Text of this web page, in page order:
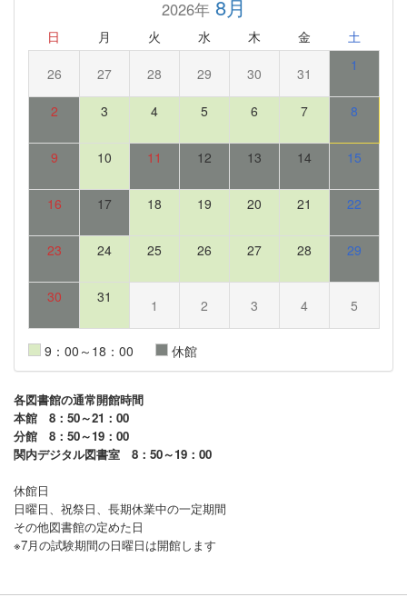
2026年8月
日 月 火 水 木 金 土
26 27 28 29 30 31 1
2 3 4 5 6 7 8
9 10 11 12 13 14 15
16 17 18 19 20 21 22
23 24 25 26 27 28 29
30 31 1 2 3 4 5
9：00～18：00 休館
各図書館の通常開館時間
本館 8：50～21：00
分館 8：50～19：00
関内デジタル図書室 8：50～19：00
休館日
日曜日、祝祭日、長期休業中の一定期間
その他図書館の定めた日
※7月の試験期間の日曜日は開館します